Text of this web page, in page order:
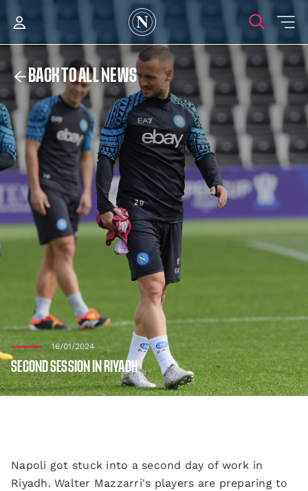
BACK TO ALL NEWS
16/01/2024
SECOND SESSION IN RIYADH
Napoli got stuck into a second day of work in
Riyadh. Walter Mazzarri's players are preparing to